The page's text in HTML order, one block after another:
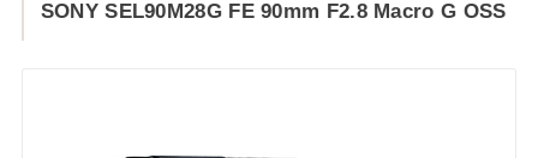
SONY SEL90M28G FE 90mm F2.8 Macro G OSS